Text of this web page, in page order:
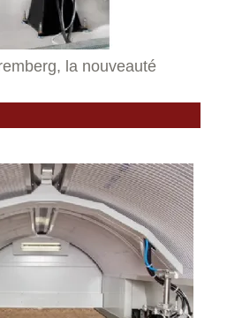
la nouveauté